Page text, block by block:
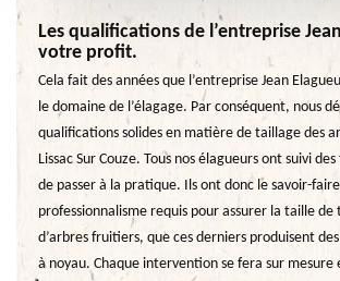
Les qualifications de l’entreprise
votre profit.
Cela fait des années que l’entreprise Jean
le domaine de l’élagage. Par conséquent, nous
qualifications solides en matière de taillage des
Lissac Sur Couze. Tous nos élagueurs ont suivi
de passer à la pratique. Ils ont donc le savoir-
professionnalisme requis pour assurer la taille de
d’arbres fruitiers, que ces derniers produisent
à noyau. Chaque intervention se fera sur mesure